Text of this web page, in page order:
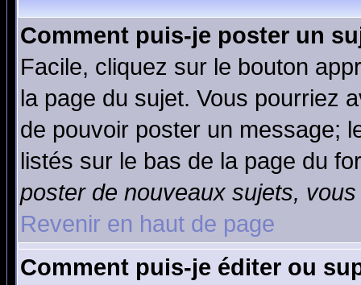
Comment puis-je poster un
Facile, cliquez sur le bouton
la page du sujet. Vous pourriez
de pouvoir poster un message;
listés sur le bas de la page du
poster de nouveaux sujets,
Revenir en haut de page
Comment puis-je éditer ou